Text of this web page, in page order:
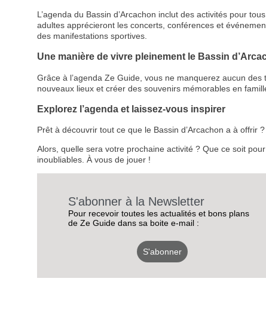
L’agenda du Bassin d’Arcachon inclut des activités pour
adultes apprécieront les concerts, conférences et
des manifestations sportives.
Une manière de vivre pleinement le Bassin
Grâce à l’agenda Ze Guide, vous ne manquerez aucun
nouveaux lieux et créer des souvenirs mémorables en
Explorez l’agenda et laissez-vous inspirer
Prêt à découvrir tout ce que le Bassin d’Arcachon a à
Alors, quelle sera votre prochaine activité ? Que ce soit
inoubliables. À vous de jouer !
S'abonner à la Newsletter
Pour recevoir toutes les actualités et bons plans
de Ze Guide dans sa boite e-mail :
S'abonner